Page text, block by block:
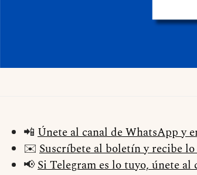
📲 Únete al canal de WhatsApp y
✉️ Suscríbete al boletín y recibe
📢Si Telegram es lo tuyo, únete